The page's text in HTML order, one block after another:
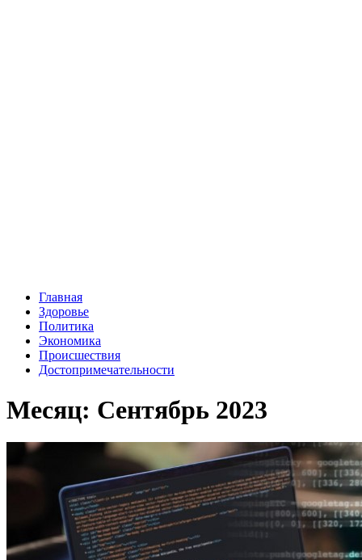
Главная
Здоровье
Политика
Экономика
Происшествия
Достопримечательности
Месяц: Сентябрь 2023